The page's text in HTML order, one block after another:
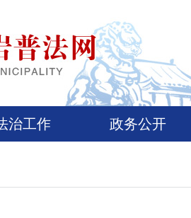
治工作 政务公开